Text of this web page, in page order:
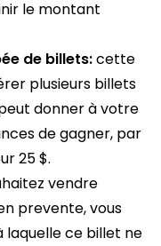
le montant
de billets:cette
plusieurs billets
donner à votre
de gagner, par
25 $.
vendre
prevente, vous
laquelle ce billet ne